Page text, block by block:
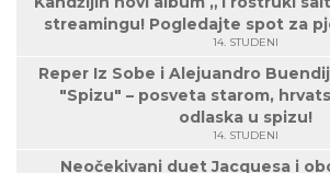
streamingu! Pogledajte spot za
14. STUDENI
Reper Iz Sobe i Alejuandro
"Spizu" – posveta starom,
odlaska u spizu!
14. STUDENI
Neočekivani duet Jacquesa i